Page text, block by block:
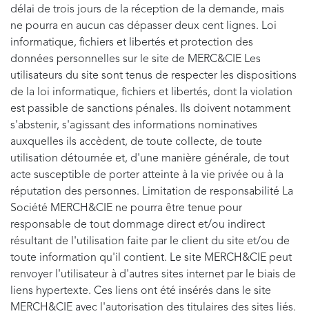
délai de trois jours de la réception de la demande, mais
ne pourra en aucun cas dépasser deux cent lignes. Loi
informatique, fichiers et libertés et protection des
données personnelles sur le site de MERC&CIE Les
utilisateurs du site sont tenus de respecter les dispositions
de la loi informatique, fichiers et libertés, dont la violation
est passible de sanctions pénales. Ils doivent notamment
s'abstenir, s'agissant des informations nominatives
auxquelles ils accèdent, de toute collecte, de toute
utilisation détournée et, d'une manière générale, de tout
acte susceptible de porter atteinte à la vie privée ou à la
réputation des personnes. Limitation de responsabilité La
Société MERCH&CIE ne pourra être tenue pour
responsable de tout dommage direct et/ou indirect
résultant de l'utilisation faite par le client du site et/ou de
toute information qu'il contient. Le site MERCH&CIE peut
renvoyer l'utilisateur à d'autres sites internet par le biais de
liens hypertexte. Ces liens ont été insérés dans le site
MERCH&CIE avec l'autorisation des titulaires des sites liés.